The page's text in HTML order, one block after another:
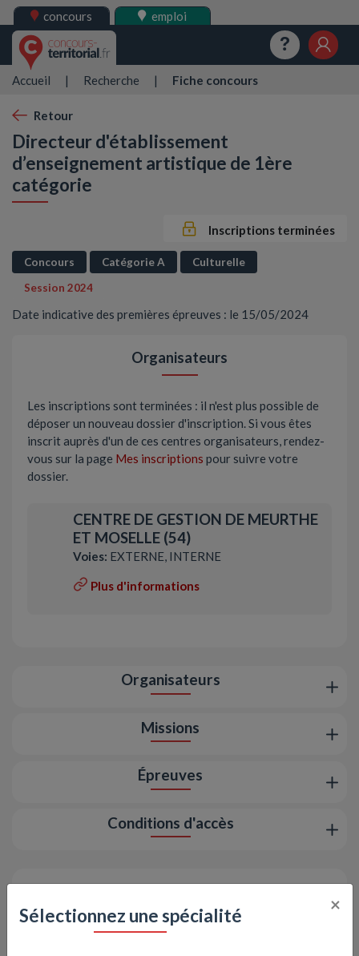
concours emploi
Accueil | Recherche | Fiche concours
Retour
Directeur d'établissement
d’enseignement artistique de 1ère
catégorie
Inscriptions terminées
Concours Catégorie A
Culturelle
Session 2024
Date indicative des premières épreuves : le 15/05/2024
Organisateurs
Les inscriptions sont terminées : il n'est plus possible de
déposer un nouveau dossier d'inscription. Si vous êtes
inscrit auprès d'un de ces centres organisateurs, rendez-
vous sur la page Mes inscriptions pour suivre votre
dossier.
CENTRE DE GESTION DE MEURTHE
ET MOSELLE (54)
Voies: EXTERNE, INTERNE
Plus d'informations
Organisateurs
Missions
Épreuves
Conditions d'accès
Sélectionnez une spécialité ×